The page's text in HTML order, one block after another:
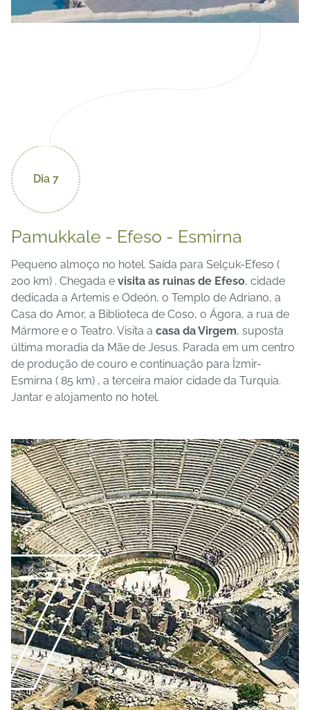
Dia 7
Pamukkale - Efeso - Esmirna
Pequeno almoço no hotel. Saída para Selçuk-Efeso (
200 km) . Chegada e visita as ruinas de Efeso, cidade
dedicada a Artemis e Odeón, o Templo de Adriano, a
Casa do Amor, a Biblioteca de Coso, o Ágora, a rua de
Mármore e o Teatro. Visita a casa da Virgem, suposta
última moradia da Mãe de Jesus. Parada em um centro
de produção de couro e continuação para İzmir-
Esmirna ( 85 km) , a terceira maior cidade da Turquia.
Jantar e alojamento no hotel.